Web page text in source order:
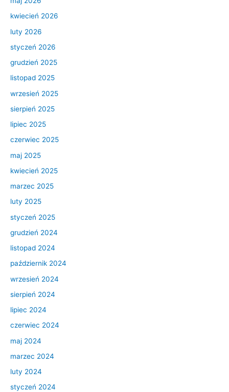
kwiecień 2026
luty 2026
styczeń 2026
grudzień 2025
listopad 2025
wrzesień 2025
sierpień 2025
lipiec 2025
czerwiec 2025
maj 2025
kwiecień 2025
marzec 2025
luty 2025
styczeń 2025
grudzień 2024
listopad 2024
październik 2024
wrzesień 2024
sierpień 2024
lipiec 2024
czerwiec 2024
maj 2024
marzec 2024
luty 2024
styczeń 2024